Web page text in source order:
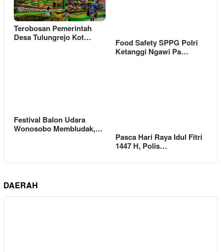
Terobosan Pemerintah
Desa Tulungrejo Kot…
Food Safety SPPG Polri
Ketanggi Ngawi Pa…
Festival Balon Udara
Wonosobo Membludak,…
Pasca Hari Raya Idul Fitri
1447 H, Polis…
DAERAH